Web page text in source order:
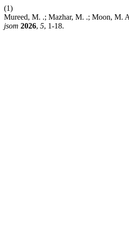
(1)
Mureed, M. .; Mazhar, M. .; Moon, M.
jsom 2026, 5, 1-18.